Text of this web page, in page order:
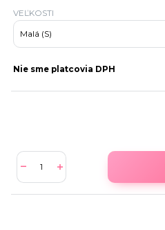
VEĽKOSTI
Nie sme platcovia DPH